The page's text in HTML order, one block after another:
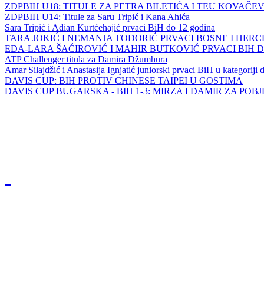
ZDPBIH U18: TITULE ZA PETRA BILETIĆA I TEU
ZDPBIH U14: Titule za Saru Tripić i Kana Ahića
Sara Tripić i Adian Kurtćehajić prvaci BiH do 12 godina
TARA JOKIĆ I NEMANJA TODORIĆ PRVACI BOSNE I
EDA-LARA ŠAĆIROVIĆ I MAHIR BUTKOVIĆ PRVACI BIH
ATP Challenger titula za Damira Džumhura
Amar Silajdžić i Anastasija Ignjatić juniorski prvaci BiH u kategoriji
DAVIS CUP: BIH PROTIV CHINESE TAIPEI U GOSTIMA
DAVIS CUP BUGARSKA - BIH 1-3: MIRZA I DAMIR ZA